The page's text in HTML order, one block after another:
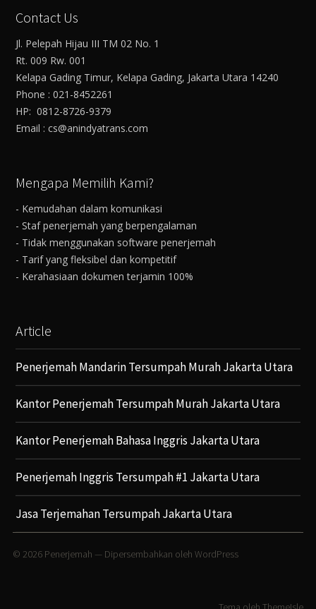
Contact Us
Jl. Pelepah Hijau III TM 02 No. 1
Rt. 009 Rw. 001
Kelapa Gading Timur, Kelapa Gading, Jakarta Utara 14240
Phone : 021-8452261
HP: 0812-8726-9379
Email : cs@anindyatrans.com
Mengapa Memilih Kami?
- Kemudahan dalam komunikasi
- Staf penerjemah yang berpengalaman
- Tidak menggunakan software penerjemah
- Tarif yang fleksibel dan kompetitif
- Kerahasiaan dokumen terjamin 100%
Article
Penerjemah Mandarin Tersumpah Murah Jakarta Utara
Kantor Penerjemah Tersumpah Murah Jakarta Utara
Kantor Penerjemah Bahasa Inggris Jakarta Utara
Penerjemah Inggris Tersumpah #1 Jakarta Utara
Jasa Terjemahan Tersumpah Jakarta Utara
© 2026 Penerjemah — Dipersembahkan oleh WordPress